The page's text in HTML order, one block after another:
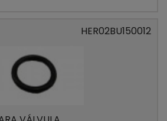
HER02BU150012